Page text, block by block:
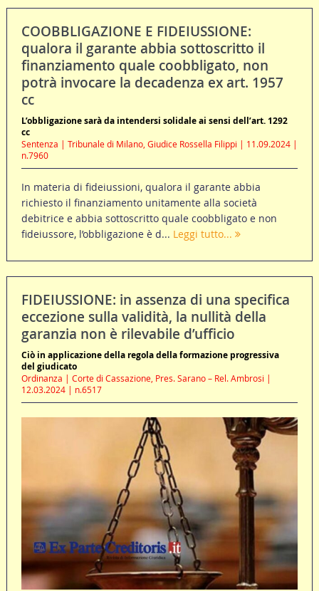
COOBBLIGAZIONE E FIDEIUSSIONE:
qualora il garante abbia sottoscritto il
finanziamento quale coobbligato, non
potrà invocare la decadenza ex art. 1957
cc
L’obbligazione sarà da intendersi solidale ai sensi dell’art. 1292
cc
Sentenza | Tribunale di Milano, Giudice Rossella Filippi | 11.09.2024 |
n.7960
In materia di fideiussioni, qualora il garante abbia
richiesto il finanziamento unitamente alla società
debitrice e abbia sottoscritto quale coobbligato e non
fideiussore, l’obbligazione è d... Leggi tutto...
FIDEIUSSIONE: in assenza di una specifica
eccezione sulla validità, la nullità della
garanzia non è rilevabile d’ufficio
Ciò in applicazione della regola della formazione progressiva
del giudicato
Ordinanza | Corte di Cassazione, Pres. Sarano – Rel. Ambrosi |
12.03.2024 | n.6517